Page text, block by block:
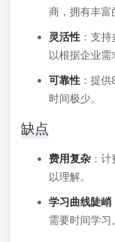
商，拥有丰富
灵活性 ：支
以根据企业需
可靠性 ：提
时间极少。
缺点
费用复杂 ：
以理解。
学习曲线陡峭
需要时间学习